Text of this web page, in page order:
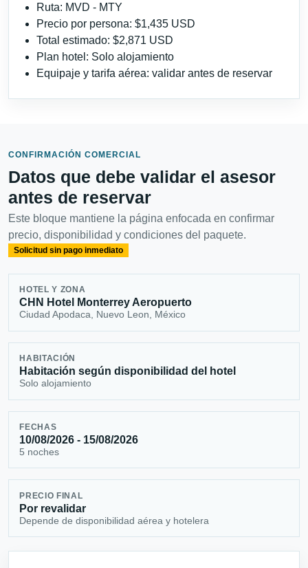
Ruta: MVD - MTY
Precio por persona: $1,435 USD
Total estimado: $2,871 USD
Plan hotel: Solo alojamiento
Equipaje y tarifa aérea: validar antes de reservar
CONFIRMACIÓN COMERCIAL
Datos que debe validar el asesor
antes de reservar
Este bloque mantiene la página enfocada en confirmar
precio, disponibilidad y condiciones del paquete.
Solicitud sin pago inmediato
HOTEL Y ZONA
CHN Hotel Monterrey Aeropuerto
Ciudad Apodaca, Nuevo Leon, México
HABITACIÓN
Habitación según disponibilidad del hotel
Solo alojamiento
FECHAS
10/08/2026 - 15/08/2026
5 noches
PRECIO FINAL
Por revalidar
Depende de disponibilidad aérea y hotelera